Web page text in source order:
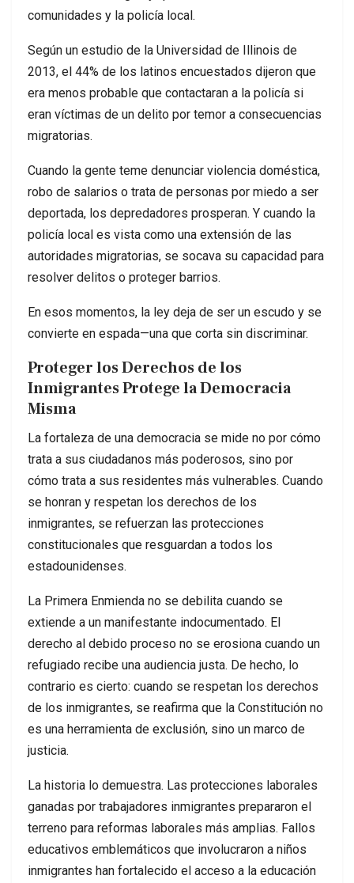
comunidades y la policía local.
Según un estudio de la Universidad de Illinois de
2013, el 44% de los latinos encuestados dijeron que
era menos probable que contactaran a la policía si
eran víctimas de un delito por temor a consecuencias
migratorias.
Cuando la gente teme denunciar violencia doméstica,
robo de salarios o trata de personas por miedo a ser
deportada, los depredadores prosperan. Y cuando la
policía local es vista como una extensión de las
autoridades migratorias, se socava su capacidad para
resolver delitos o proteger barrios.
En esos momentos, la ley deja de ser un escudo y se
convierte en espada—una que corta sin discriminar.
Proteger los Derechos de los
Inmigrantes Protege la Democracia
Misma
La fortaleza de una democracia se mide no por cómo
trata a sus ciudadanos más poderosos, sino por
cómo trata a sus residentes más vulnerables. Cuando
se honran y respetan los derechos de los
inmigrantes, se refuerzan las protecciones
constitucionales que resguardan a todos los
estadounidenses.
La Primera Enmienda no se debilita cuando se
extiende a un manifestante indocumentado. El
derecho al debido proceso no se erosiona cuando un
refugiado recibe una audiencia justa. De hecho, lo
contrario es cierto: cuando se respetan los derechos
de los inmigrantes, se reafirma que la Constitución no
es una herramienta de exclusión, sino un marco de
justicia.
La historia lo demuestra. Las protecciones laborales
ganadas por trabajadores inmigrantes prepararon el
terreno para reformas laborales más amplias. Fallos
educativos emblemáticos que involucraron a niños
inmigrantes han fortalecido el acceso a la educación